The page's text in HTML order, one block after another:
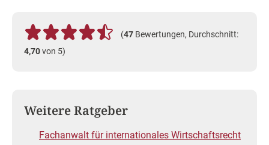
(47 Bewertungen, Durchschnitt:
4,70von 5)
Weitere Ratgeber
Fachanwalt für internationales Wirtschaftsrecht